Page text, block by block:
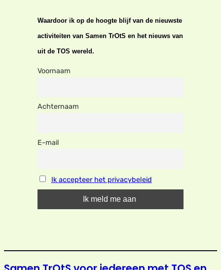
Waardoor ik op de hoogte blijf van de nieuwste
activiteiten van Samen TrOtS en het nieuws van
uit de TOS wereld.
Voornaam
Achternaam
E-mail
Ik accepteer het privacybeleid